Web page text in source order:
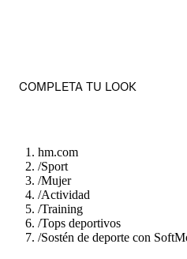
COMPLETA TU LOOK
hm.com
/Sport
/Mujer
/Actividad
/Training
/Tops deportivos
/Sostén de deporte con